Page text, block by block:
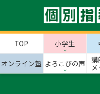
TOP 小学生
オンライン塾 よろこびの声
講